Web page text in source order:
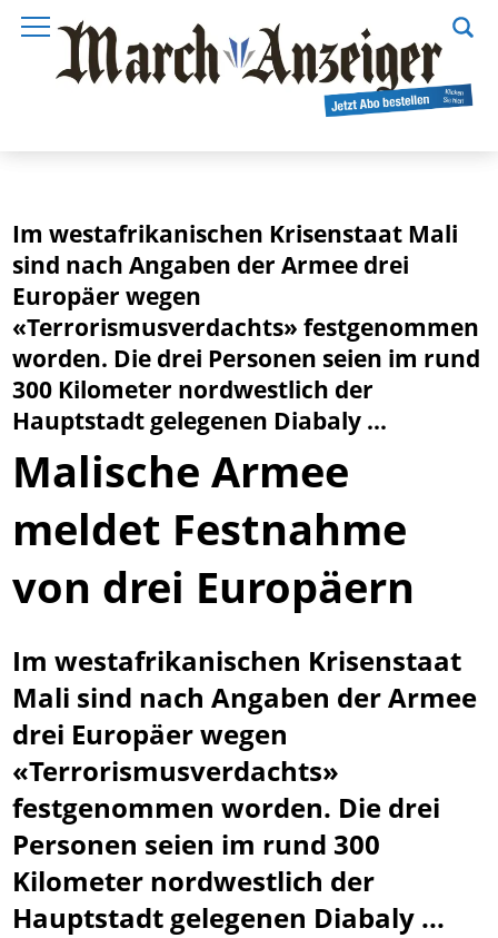
Im westafrikanischen Krisenstaat Mali
sind nach Angaben der Armee drei
Europäer wegen
«Terrorismusverdachts» festgenommen
worden. Die drei Personen seien im rund
300 Kilometer nordwestlich der
Hauptstadt gelegenen Diabaly ...
Malische Armee
meldet Festnahme
von drei Europäern
Im westafrikanischen Krisenstaat
Mali sind nach Angaben der Armee
drei Europäer wegen
«Terrorismusverdachts»
festgenommen worden. Die drei
Personen seien im rund 300
Kilometer nordwestlich der
Hauptstadt gelegenen Diabaly ...